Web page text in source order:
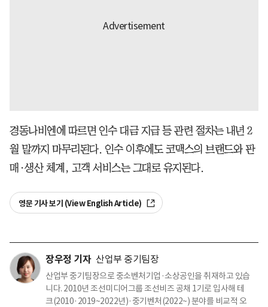
경동나비엔에 따르면 인수 대금 지급 등 관련 절차는 내년 2
월 말까지 마무리된다. 인수 이후에도 코맥스의 브랜드와 판
매·생산 체계, 고객 서비스는 그대로 유지된다.
영문 기사 보기 (View English Article)
장우정 기자 산업부 중기팀장
산업부 중기팀장으로 중소벤처기업·소상공인을 취재하고 있습
니다. 2010년 조선미디어그룹 조선비즈 공채 1기로 입사해 테
크(2010·2019~2022년)·중기벤처(2022~) 분야를 비교적 오